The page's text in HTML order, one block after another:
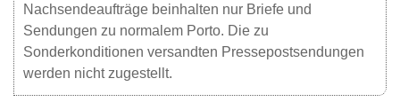
Nachsendeaufträge beinhalten nur Briefe und
Sendungen zu normalem Porto. Die zu
Sonderkonditionen versandten Pressepostsendungen
werden nicht zugestellt.